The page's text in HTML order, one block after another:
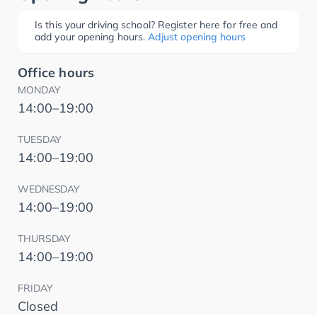
Is this your driving school? Register here for free and
add your opening hours. Adjust opening hours
Office hours
MONDAY
14:00–19:00
TUESDAY
14:00–19:00
WEDNESDAY
14:00–19:00
THURSDAY
14:00–19:00
FRIDAY
Closed